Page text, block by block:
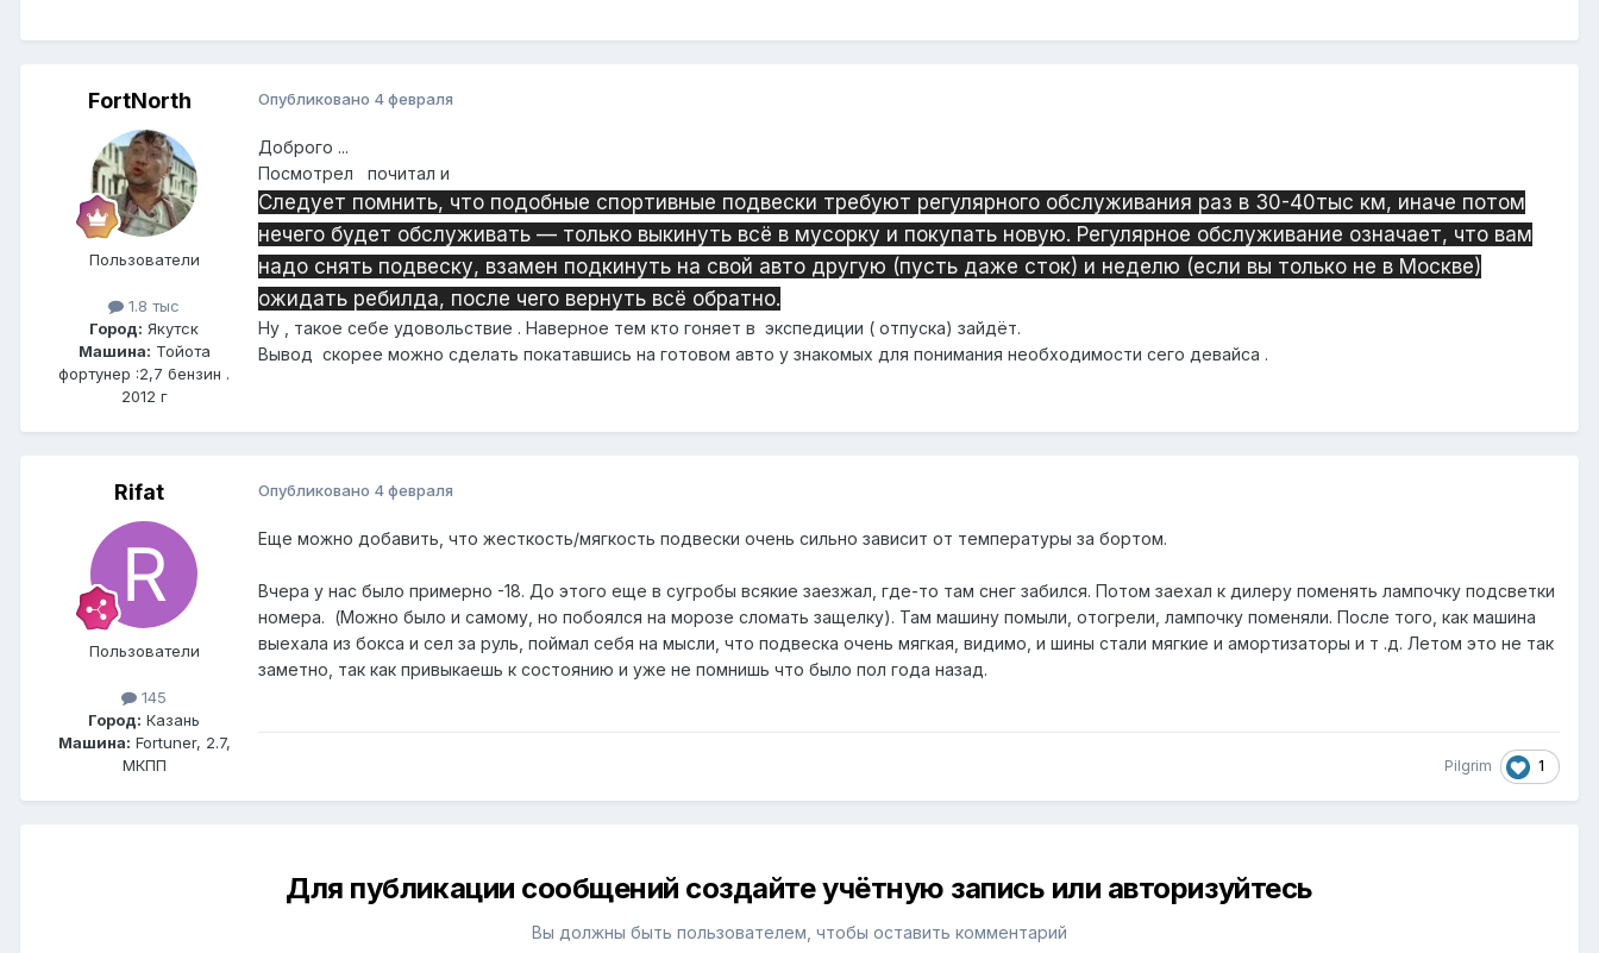
FоrtNorth
Пользователи
1.8 тыс
Город: Якутск
Машина: Тойота
фортунер :2,7 бензин .
2012 г
Опубликовано 4 февраля
Доброго ...
Посмотрел почитал и
Следует помнить, что подобные спортивные подвески требуют регулярного обслуживания раз в 30-40тыс км, иначе потом
нечего будет обслуживать — только выкинуть всё в мусорку и покупать новую. Регулярное обслуживание означает, что вам
надо снять подвеску, взамен подкинуть на свой авто другую (пусть даже сток) и неделю (если вы только не в Москве)
ожидать ребилда, после чего вернуть всё обратно.
Ну , такое себе удовольствие . Наверное тем кто гоняет в экспедиции ( отпуска) зайдёт.
Вывод скорее можно сделать покатавшись на готовом авто у знакомых для понимания необходимости сего девайса .
Rifat
Пользователи
145
Город: Казань
Машина: Fortuner, 2.7,
МКПП
Опубликовано 4 февраля
Еще можно добавить, что жесткость/мягкость подвески очень сильно зависит от температуры за бортом.
Вчера у нас было примерно -18. До этого еще в сугробы всякие заезжал, где-то там снег забился. Потом заехал к дилеру поменять лампочку подсветки
номера. (Можно было и самому, но побоялся на морозе сломать защелку). Там машину помыли, отогрели, лампочку поменяли. После того, как машина
выехала из бокса и сел за руль, поймал себя на мысли, что подвеска очень мягкая, видимо, и шины стали мягкие и амортизаторы и т .д. Летом это не так
заметно, так как привыкаешь к состоянию и уже не помнишь что было пол года назад.
Pilgrim 1
Для публикации сообщений создайте учётную запись или авторизуйтесь
Вы должны быть пользователем, чтобы оставить комментарий